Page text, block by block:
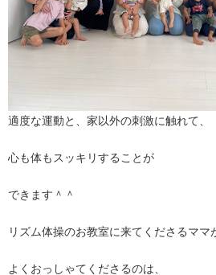
適度な運動と、家以外の刺激に触れて、
心も体もスッキリすることが
できます＾＾
リズム体操のお教室に来てくださるママ
よくおっしゃてくださるのは、